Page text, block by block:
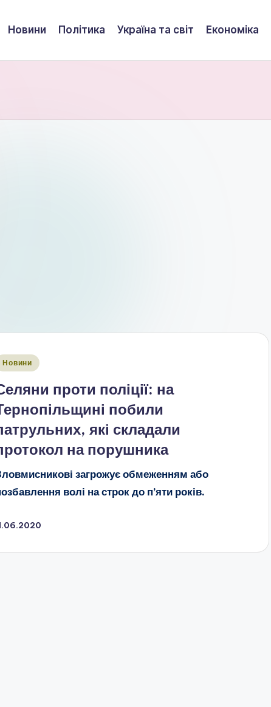
Новини Політика Україна та світ Економіка
Новини
проти поліції: на
побили
які складали
на порушника
загрожує обмеженням або
волі на строк до п’яти років.